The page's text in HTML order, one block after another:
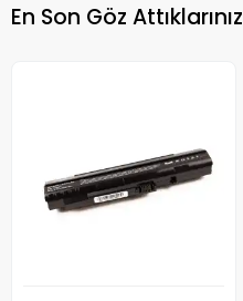
En Son Göz Attıklarınız